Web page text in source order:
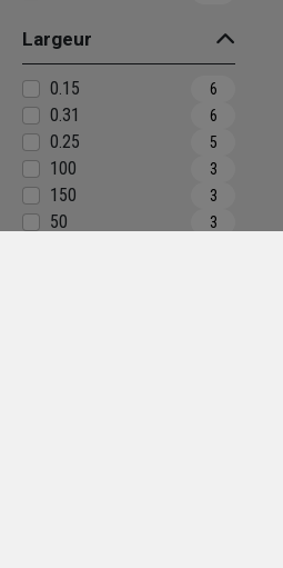
Largeur
0.15 6
0.31 6
0.25 5
100 3
150 3
50 3